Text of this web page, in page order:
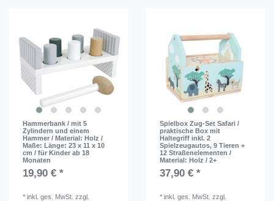
Hammerbank / mit 5
Zylindern und einem
Hammer / Material: Holz /
Maße: Länge: 23 x 11 x 10
cm / für Kinder ab 18
Monaten
19,90 € *
*inkl. ges. MwSt. zzgl.
Spielbox Zug-Set Safari /
praktische Box mit
Haltegriff inkl. 2
Spielzeugautos, 9 Tieren +
12 Straßenelementen /
Material: Holz / 2+
37,90 € *
*inkl. ges. MwSt. zzgl.